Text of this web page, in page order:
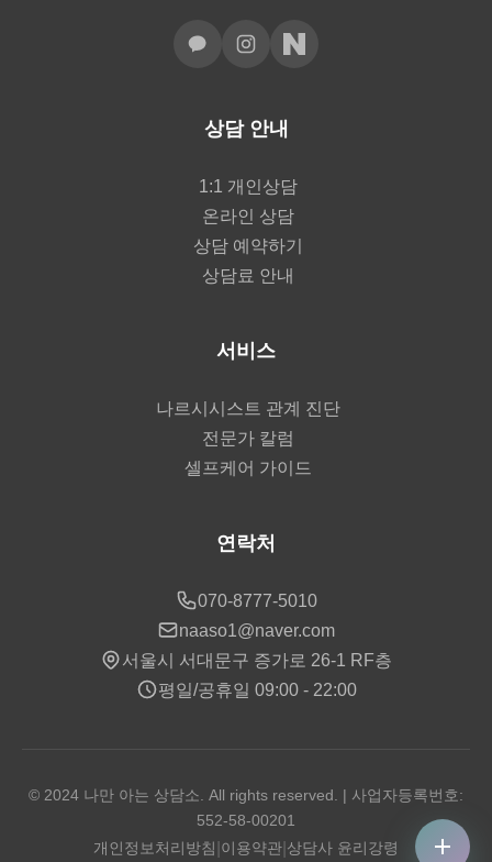
상담 안내
1:1 개인상담
온라인 상담
상담 예약하기
상담료 안내
서비스
나르시시스트 관계 진단
전문가 칼럼
셀프케어 가이드
연락처
070-8777-5010
naaso1@naver.com
서울시 서대문구 증가로 26-1 RF층
평일/공휴일 09:00 - 22:00
© 2024 나만 아는 상담소. All rights reserved. | 사업자등록번호:
552-58-00201
개인정보처리방침 이용약관 상담사 윤리강령